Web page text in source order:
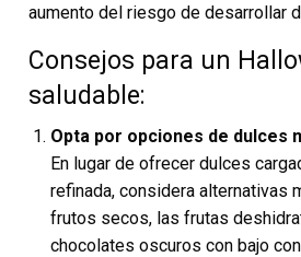
aumento del riesgo de desarrollar
Consejos para un
saludable:
Opta por opciones de dulces
En lugar de ofrecer dulces
refinada, considera alternativas
frutos secos, las frutas
chocolates oscuros con bajo